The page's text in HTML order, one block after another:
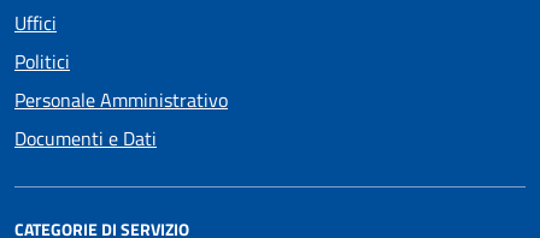
Uffici
Politici
Personale Amministrativo
Documenti e Dati
CATEGORIE DI SERVIZIO